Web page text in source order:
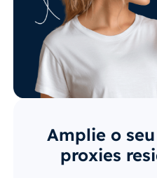
Amplie o
proxies